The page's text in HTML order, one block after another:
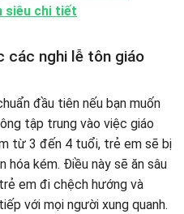
siêu chi tiết
các nghi lễ tôn giáo
đầu tiên nếu bạn muốn
tập trung vào việc giáo
từ 3 đến 4 tuổi, trẻ em sẽ bị
hóa kém. Điều này sẽ ăn sâu
em đi chệch hướng và
với mọi người xung quanh.